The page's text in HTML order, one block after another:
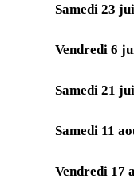
Samedi 23
Vendredi 6
Samedi 21
Samedi 11
Vendredi 17